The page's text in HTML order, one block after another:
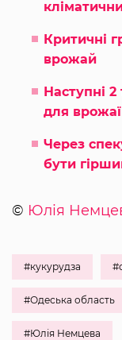
Критичні
врожай
Наступні
для
Через
бути
© Юлія
#кукурудза
#Одеська область
#Юлія Немцева